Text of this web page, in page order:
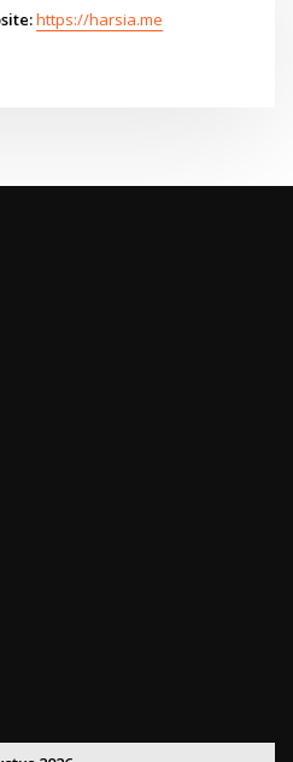
https://harsia.me